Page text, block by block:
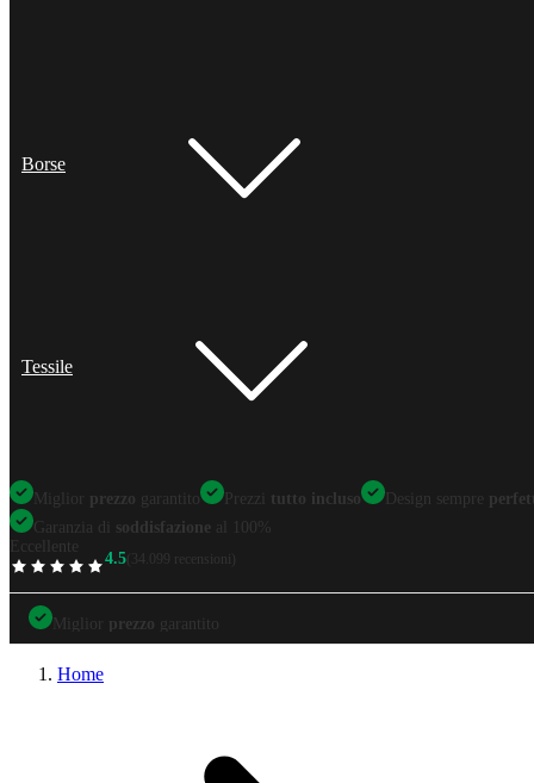
Borse
Tessile
Miglior prezzo garantito Prezzi tutto incluso Design sempre
Garanzia di soddisfazione al 100%
Eccellente
TrustScore
4.5 (34.099 recensioni)
Miglior
Prezzi tutto incluso
Garanzia di
Miglior prezzo garantito
Home